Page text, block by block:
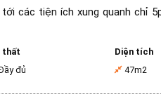
các tiện ích xung quanh chỉ
thất
Diện tích
đủ 47m2